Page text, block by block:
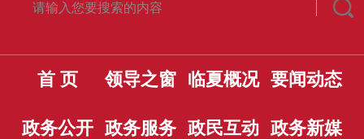
首 页 领导之窗 临夏概况 要闻动态
政务公开 政务服务 政民互动 政务新媒